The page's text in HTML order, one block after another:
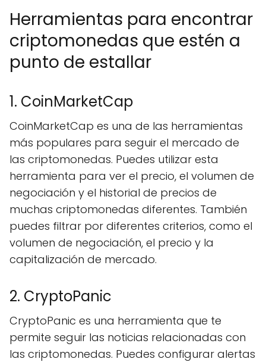
Herramientas para encontrar
criptomonedas que estén a
punto de estallar
1. CoinMarketCap
CoinMarketCap es una de las herramientas
más populares para seguir el mercado de
las criptomonedas. Puedes utilizar esta
herramienta para ver el precio, el volumen de
negociación y el historial de precios de
muchas criptomonedas diferentes. También
puedes filtrar por diferentes criterios, como el
volumen de negociación, el precio y la
capitalización de mercado.
2. CryptoPanic
CryptoPanic es una herramienta que te
permite seguir las noticias relacionadas con
las criptomonedas. Puedes configurar alertas